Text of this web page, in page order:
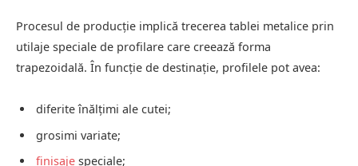
Procesul de producție implică trecerea tablei metalice prin
utilaje speciale de profilare care creează forma
trapezoidală. În funcție de destinație, profilele pot avea:
diferite înălțimi ale cutei;
grosimi variate;
finisaje speciale;